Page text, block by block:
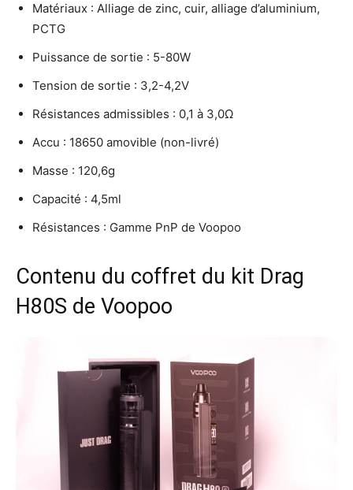
Matériaux : Alliage de zinc, cuir, alliage d’aluminium,
PCTG
Puissance de sortie : 5-80W
Tension de sortie : 3,2-4,2V
Résistances admissibles : 0,1 à 3,0Ω
Accu : 18650 amovible (non-livré)
Masse : 120,6g
Capacité : 4,5ml
Résistances : Gamme PnP de Voopoo
Contenu du coffret du kit Drag
H80S de Voopoo